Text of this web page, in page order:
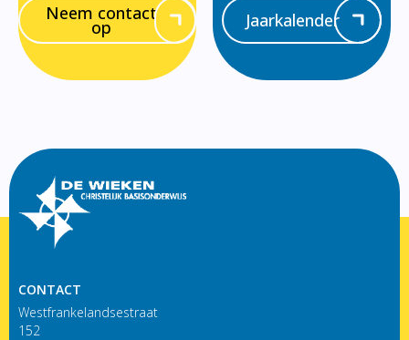
Neem contact
op Jaarkalender
CONTACT
Westfrankelandsestraat
152